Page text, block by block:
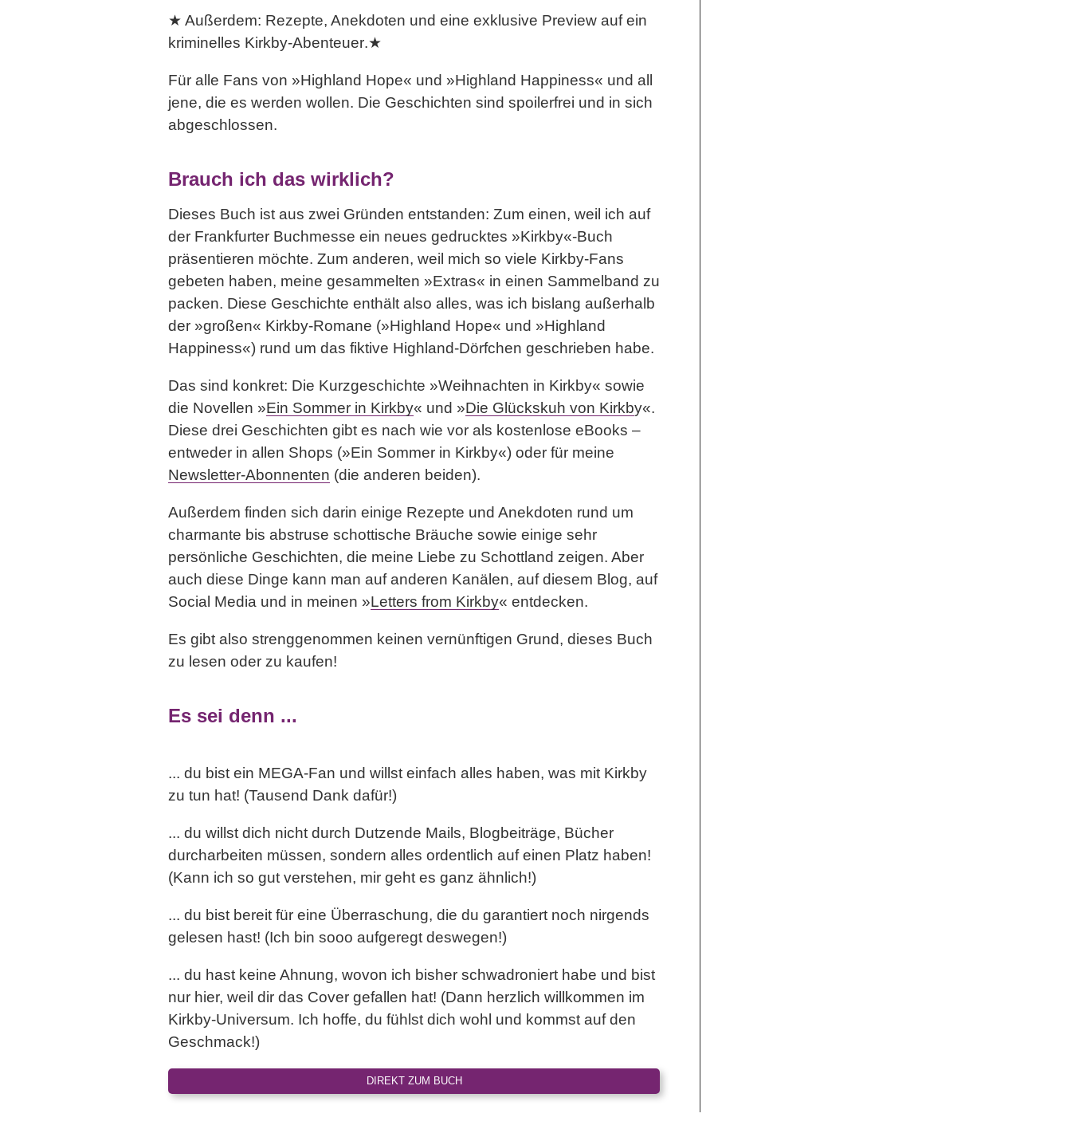
★ Außerdem: Rezepte, Anekdoten und eine exklusive Preview auf ein
kriminelles Kirkby-Abenteuer.★
Für alle Fans von »Highland Hope« und »Highland Happiness« und all
jene, die es werden wollen. Die Geschichten sind spoilerfrei und in sich
abgeschlossen.
Brauch ich das wirklich?
Dieses Buch ist aus zwei Gründen entstanden: Zum einen, weil ich auf
der Frankfurter Buchmesse ein neues gedrucktes »Kirkby«-Buch
präsentieren möchte. Zum anderen, weil mich so viele Kirkby-Fans
gebeten haben, meine gesammelten »Extras« in einen Sammelband zu
packen. Diese Geschichte enthält also alles, was ich bislang außerhalb
der »großen« Kirkby-Romane (»Highland Hope« und »Highland
Happiness«) rund um das fiktive Highland-Dörfchen geschrieben habe.
Das sind konkret: Die Kurzgeschichte »Weihnachten in Kirkby« sowie
die Novellen »Ein Sommer in Kirkby« und »Die Glückskuh von Kirkby«.
Diese drei Geschichten gibt es nach wie vor als kostenlose eBooks –
entweder in allen Shops (»Ein Sommer in Kirkby«) oder für meine
Newsletter-Abonnenten (die anderen beiden).
Außerdem finden sich darin einige Rezepte und Anekdoten rund um
charmante bis abstruse schottische Bräuche sowie einige sehr
persönliche Geschichten, die meine Liebe zu Schottland zeigen. Aber
auch diese Dinge kann man auf anderen Kanälen, auf diesem Blog, auf
Social Media und in meinen »Letters from Kirkby« entdecken.
Es gibt also strenggenommen keinen vernünftigen Grund, dieses Buch
zu lesen oder zu kaufen!
Es sei denn ...
... du bist ein MEGA-Fan und willst einfach alles haben, was mit Kirkby
zu tun hat! (Tausend Dank dafür!)
... du willst dich nicht durch Dutzende Mails, Blogbeiträge, Bücher
durcharbeiten müssen, sondern alles ordentlich auf einen Platz haben!
(Kann ich so gut verstehen, mir geht es ganz ähnlich!)
... du bist bereit für eine Überraschung, die du garantiert noch nirgends
gelesen hast! (Ich bin sooo aufgeregt deswegen!)
... du hast keine Ahnung, wovon ich bisher schwadroniert habe und bist
nur hier, weil dir das Cover gefallen hat! (Dann herzlich willkommen im
Kirkby-Universum. Ich hoffe, du fühlst dich wohl und kommst auf den
Geschmack!)
DIREKT ZUM BUCH